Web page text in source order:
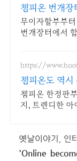
챔피온 번개장
드 중고거래
무이자할부부터
번개장터에서
상의 신규 상품
https://
챔피온도 역시
챔피온 한정판
지, 트렌디한 아
옛날이야기, 인
'Online